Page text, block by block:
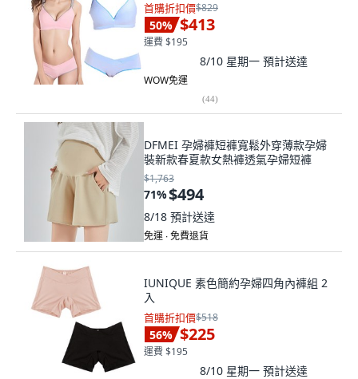
首購折扣價$829
50% $413
運費 $195
8/10 星期一 預計送達
WOW免運
(44)
DFMEI 孕婦褲短褲寬鬆外穿薄款孕婦
裝新款春夏款女熱褲透氣孕婦短褲
$1,763
71%$494
8/18 預計送達
免運 ∙ 免費退貨
IUNIQUE 素色簡約孕婦四角內褲組 2
入
首購折扣價$518
56% $225
運費 $195
8/10 星期一 預計送達